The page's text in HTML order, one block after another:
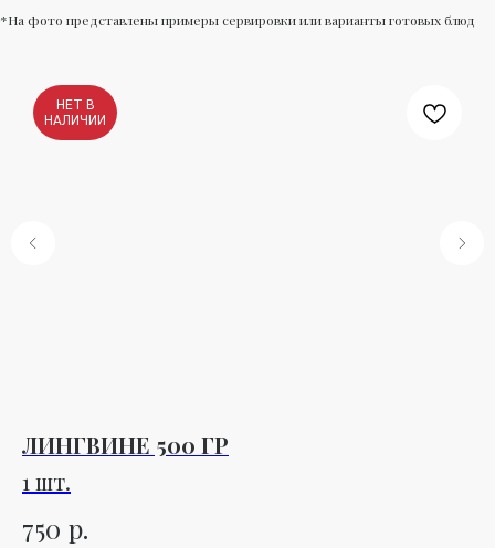
*На фото представлены примеры сервировки или варианты готовых блюд
НЕТ В
НАЛИЧИИ
ЛИНГВИНЕ 500 ГР
1 шт.
750 р.